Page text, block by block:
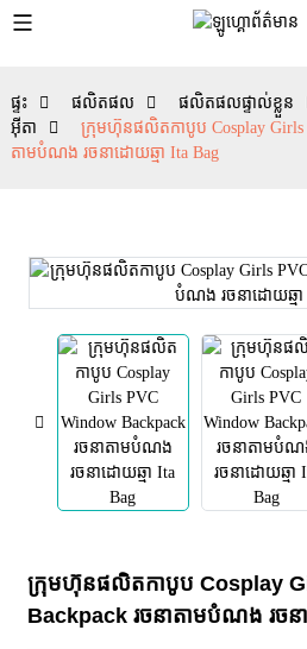
ផ្ទះ ផលិតផល ផលិតផលផ្ទាល់ខ្លួន
អ៊ីតា
ក្រុមហ៊ុនផលិតកាបូប Cosplay Girls
តាមបំណង រចនាដោយឆ្មា Ita Bag
ក្រុមហ៊ុនផលិតកាបូប Cosplay
Backpack រចនាតាមបំណង រចន